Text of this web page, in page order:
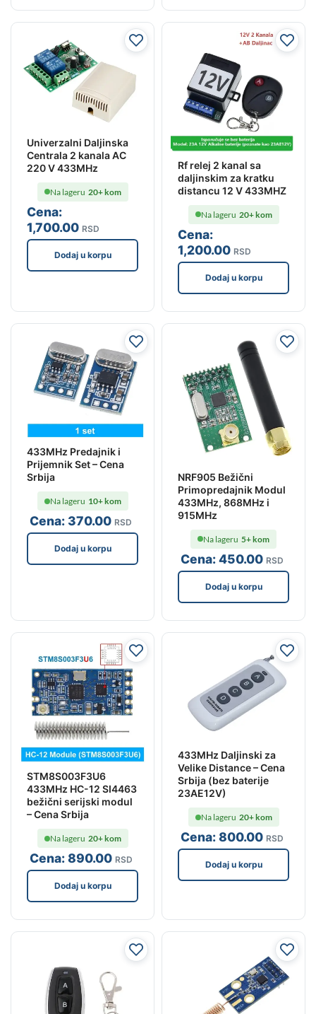
Univerzalni Daljinska
Centrala 2 kanala AC
220 V 433MHz
Cena:
1,700.00 RSD
Na lageru 20+ kom
Dodaj u korpu
Rf relej 2 kanal sa
daljinskim za kratku
distancu 12 V 433MHZ
Cena:
1,200.00 RSD
Na lageru 20+ kom
Dodaj u korpu
433MHz Predajnik i
Prijemnik Set – Cena
Srbija
Cena:370.00 RSD
Na lageru 10+ kom
Dodaj u korpu
NRF905 Bežični
Primopredajnik Modul
433MHz, 868MHz i
915MHz
Cena:450.00 RSD
Na lageru 5+ kom
Dodaj u korpu
STM8S003F3U6
433MHz HC-12 SI4463
bežični serijski modul
– Cena Srbija
Cena:890.00 RSD
Na lageru 20+ kom
Dodaj u korpu
433MHz Daljinski za
Velike Distance – Cena
Srbija (bez baterije
23AE12V)
Cena:800.00 RSD
Na lageru 20+ kom
Dodaj u korpu